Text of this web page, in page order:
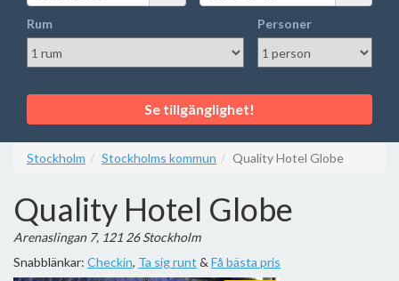
Rum Personer
Se tillgänglighet!
Stockholm Stockholms kommun Quality Hotel Globe
Quality Hotel Globe
Arenaslingan 7, 121 26 Stockholm
Snabblänkar: Checkin, Ta sig runt & Få bästa pris